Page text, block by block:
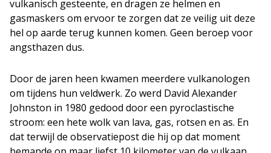
vulkanisch gesteente, en dragen ze helmen en
gasmaskers om ervoor te zorgen dat ze veilig uit deze
hel op aarde terug kunnen komen. Geen beroep voor
angsthazen dus.
Door de jaren heen kwamen meerdere vulkanologen
om tijdens hun veldwerk. Zo werd David Alexander
Johnston in 1980 gedood door een pyroclastische
stroom: een hete wolk van lava, gas, rotsen en as. En
dat terwijl de observatiepost die hij op dat moment